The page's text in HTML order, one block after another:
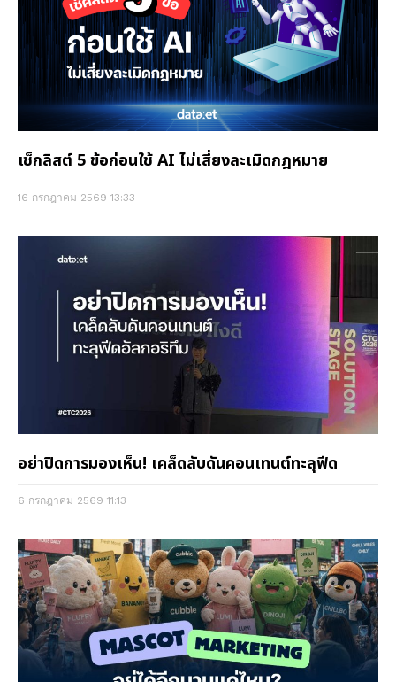
เช็กลิสต์ 5 ข้อก่อนใช้ AI ไม่เสี่ยงละเมิดกฎหมาย
16 กรกฎาคม 2569 13:33
อย่าปิดการมองเห็น! เคล็ดลับดันคอนเทนต์ทะลุฟีด
6 กรกฎาคม 2569 11:13